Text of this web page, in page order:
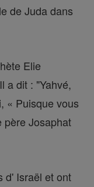
de Juda dans
Elie
a dit : "Yahvé,
« Puisque vous
père Josaphat
d' Israël et ont